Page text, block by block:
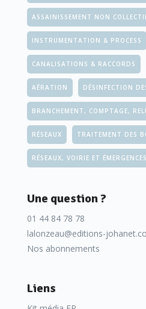
ASSAINISSEMENT NON
INSTRUMENTATION & PROCESS
CANALISATIONS & RACCORDS
AÉRATION DÉSINFECTION
BRANCHEMENT, COMPTAGE,
RÉSEAUX TRAITEMENT DES
RÉSEAUX, VOIRIE ET ÉMERGENCES
Une question ?
01 44 84 78 78
lalonzeau@editions-
Nos abonnements
Liens